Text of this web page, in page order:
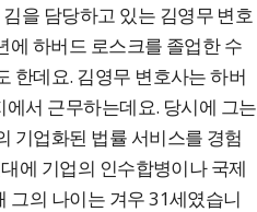
을 담당하고 있는 김영무 변호
하버드 로스크를 졸업한 수
한데요. 김영무 변호사는 하버
서 근무하는데요. 당시에 그는
기업화된 법률 서비스를 경험
에 기업의 인수합병이나 국제
그의 나이는 겨우 31세였습니